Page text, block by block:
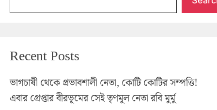
Recent Posts
ভাগচাষী থেকে প্রভাবশালী নেতা, কোটি কোটির সম্পত্তি!
এবার গ্রেপ্তার বীরভূমের সেই তৃণমূল নেতা রবি মুর্মু